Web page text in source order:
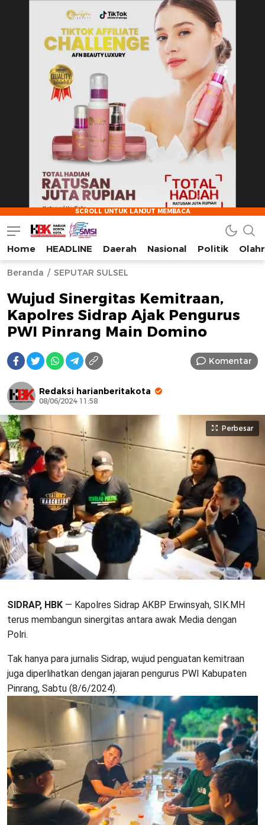
HarianBeritaKota
Mengabarkan Setiap Detil, Sudut, dan Cerita Kota
Home HEADLINE Daerah Nasional Politik
Beranda SEPUTAR SULSEL
Wujud Sinergitas Kemitraan,
Kapolres Sidrap Ajak Pengurus
PWI Pinrang Main Domino
Komentar
Redaksi harianberitakota
08/06/2024 11:58
Perbesar
SIDRAP, HBK — Kapolres Sidrap AKBP Erwinsyah, SIK.MH
terus membangun sinergitas antara awak Media dengan
Polri.
Tak hanya para jurnalis Sidrap, wujud penguatan kemitraan
juga diperlihatkan dengan jajaran pengurus PWI Kabupaten
Pinrang, Sabtu (8/6/2024).